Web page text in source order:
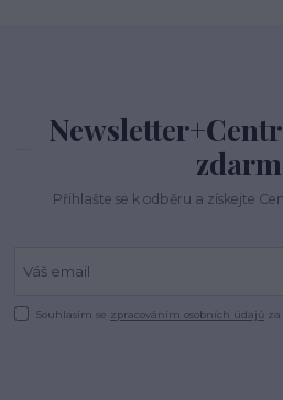
Přihlašte se k odběru a získejte
Souhlasím se zpracováním osobních údajů